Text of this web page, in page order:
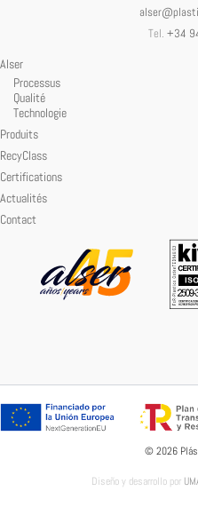
Tel. +34
Alser
Processus
Qualité
Technologie
Produits
RecyClass
Certifications
Actualités
Contact
© 2026
Diseño y desarrollo por